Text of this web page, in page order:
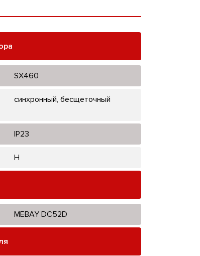
SX460
синхронный, бесщеточный
IP23
H
MEBAY DC52D